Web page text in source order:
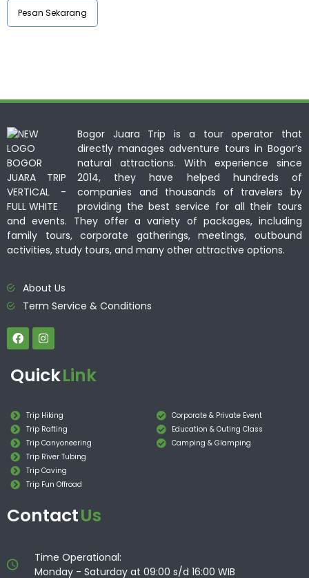
Pesan Sekarang
Bogor Juara Trip is a tour operator that
directly manages adventure tours in Bogor’s
natural attractions. With experience since
2014, they have helped hundreds of
companies and thousands of travelers by
providing the best service for all their tours
and events. They offer a variety of packages, including
family tours, corporate gatherings, meetings, outbound
activities, study tours, and many other attractive options.
About Us
Term Service & Conditions
QuickLink
Trip Hiking
Trip Rafting
Trip Canyoneering
Trip River Tubing
Trip Caving
Trip Fun Offroad
Corporate & Private Event
Education & Outing Class
Camping & Glamping
ContactUs
Time Operational:
Monday - Saturday at 09:00 s/d 16:00 WIB